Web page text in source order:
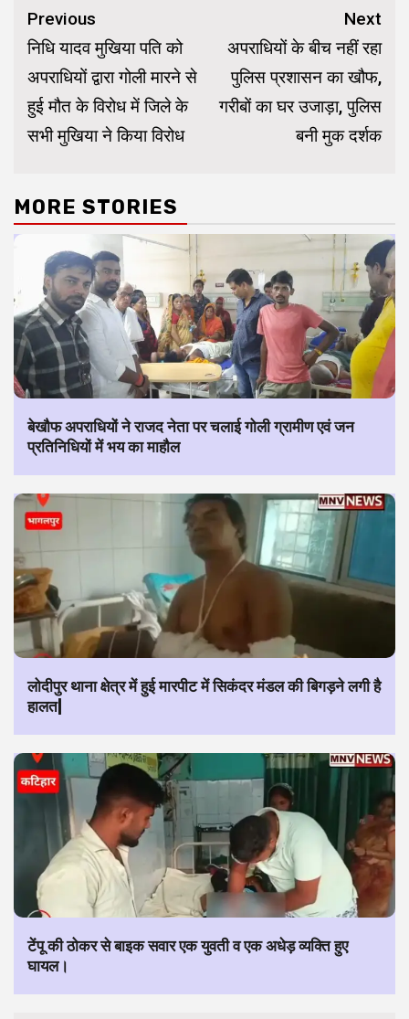
Continue
Reading
Previous
निधि यादव मुखिया पति को
अपराधियों द्वारा गोली मारने से
हुई मौत के विरोध में जिले के
सभी मुखिया ने किया विरोध
Next
अपराधियों के बीच नहीं रहा
पुलिस प्रशासन का खौफ,
गरीबों का घर उजाड़ा, पुलिस
बनी मुक दर्शक
MORE STORIES
बेखौफ अपराधियों ने राजद नेता पर चलाई गोली ग्रामीण एवं जन
प्रतिनिधियों में भय का माहौल
लोदीपुर थाना क्षेत्र में हुई मारपीट में सिकंदर मंडल की बिगड़ने लगी है
हालत|
टेंपू की ठोकर से बाइक सवार एक युवती व एक अधेड़ व्यक्ति हुए
घायल।